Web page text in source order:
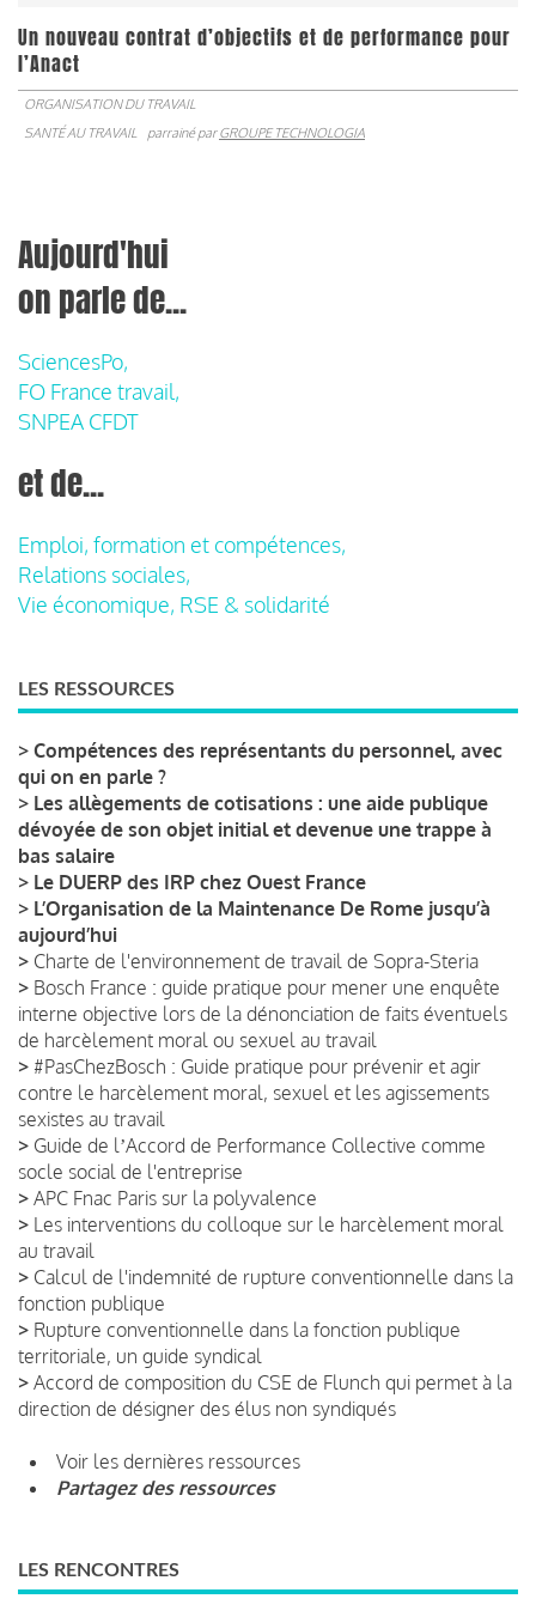
Un nouveau contrat d’objectifs et de performance pour
l’Anact
ORGANISATION DU TRAVAIL
SANTÉ AU TRAVAIL
parrainé parGROUPE TECHNOLOGIA
Aujourd'hui
on parle de...
SciencesPo,
FO France travail,
SNPEA CFDT
et de...
Emploi, formation et compétences,
Relations sociales,
Vie économique, RSE & solidarité
LES RESSOURCES
> Compétences des représentants du personnel, avec
qui on en parle ?
> Les allègements de cotisations : une aide publique
dévoyée de son objet initial et devenue une trappe à
bas salaire
> Le DUERP des IRP chez Ouest France
> L’Organisation de la Maintenance De Rome jusqu’à
aujourd’hui
> Charte de l'environnement de travail de Sopra-Steria
> Bosch France : guide pratique pour mener une enquête
interne objective lors de la dénonciation de faits éventuels
de harcèlement moral ou sexuel au travail
> #PasChezBosch : Guide pratique pour prévenir et agir
contre le harcèlement moral, sexuel et les agissements
sexistes au travail
> Guide de lʼAccord de Performance Collective comme
socle social de l'entreprise
> APC Fnac Paris sur la polyvalence
> Les interventions du colloque sur le harcèlement moral
au travail
> Calcul de l'indemnité de rupture conventionnelle dans la
fonction publique
> Rupture conventionnelle dans la fonction publique
territoriale, un guide syndical
> Accord de composition du CSE de Flunch qui permet à la
direction de désigner des élus non syndiqués
Voir les dernières ressources
Partagez des ressources
LES RENCONTRES